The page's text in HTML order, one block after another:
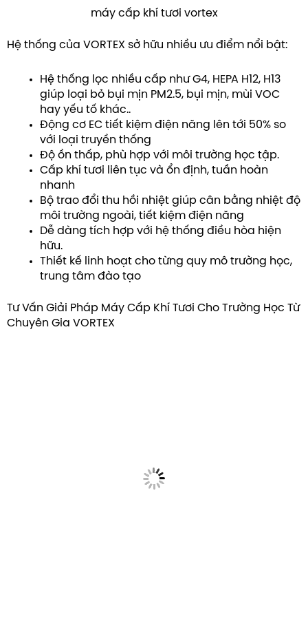
máy cấp khí tươi vortex
Hệ thống của VORTEX sở hữu nhiều ưu điểm nổi bật:
Hệ thống lọc nhiều cấp như G4, HEPA H12, H13
giúp loại bỏ bụi mịn PM2.5, bụi mịn, mùi VOC
hay yếu tố khác..
Động cơ EC tiết kiệm điện năng lên tới 50% so
với loại truyền thống
Độ ồn thấp, phù hợp với môi trường học tập.
Cấp khí tươi liên tục và ổn định, tuần hoàn
nhanh
Bộ trao đổi thu hồi nhiệt giúp cân bằng nhiệt độ
môi trường ngoài, tiết kiệm điện năng
Dễ dàng tích hợp với hệ thống điều hòa hiện
hữu.
Thiết kế linh hoạt cho từng quy mô trường học,
trung tâm đào tạo
Tư Vấn Giải Pháp Máy Cấp Khí Tươi Cho Trường Học Từ
Chuyên Gia VORTEX